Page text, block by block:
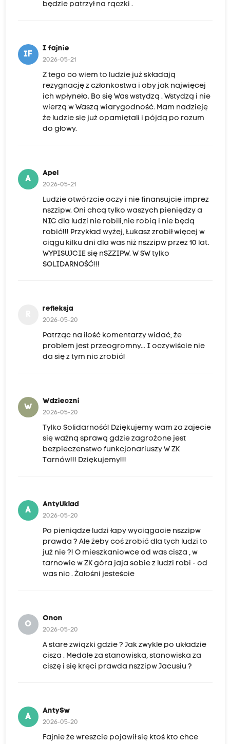
będzie patrzył na rączki .
IF
I fajnie
2026-05-21
Z tego co wiem to ludzie już składają
rezygnację z członkostwa i oby jak najwięcej
ich wpłyneło. Bo się Was wstydzą . Wstydzą i nie
wierzą w Waszą wiarygodność. Mam nadzieję
że ludzie się już opamiętali i pójdą po rozum
do głowy.
A
Apel
2026-05-21
Ludzie otwórzcie oczy i nie finansujcie imprez
nszzipw. Oni chcą tylko waszych pieniędzy a
NIC dla ludzi nie robili,nie robią i nie będą
robić!!! Przykład wyżej, Łukasz zrobił więcej w
ciągu kilku dni dla was niż nszzipw przez 10 lat.
WYPISUJCIE się nSZZIPW. W SW tylko
SOLIDARNOŚĆ!!!
refleksja
2026-05-20
Patrząc na ilość komentarzy widać, że
problem jest przeogromny... I oczywiście nie
da się z tym nic zrobić!
W
Wdzieczni
2026-05-20
Tylko Solidarność! Dziękujemy wam za zajecie
się ważną sprawą gdzie zagrożone jest
bezpieczenstwo funkcjonariuszy W ZK
Tarnów!!! Dziękujemy!!!
A
AntyUklad
2026-05-20
Po pieniądze ludzi łapy wyciągacie nszzipw
prawda ? Ale żeby coś zrobić dla tych ludzi to
już nie ?! O mieszkaniowce od was cisza , w
tarnowie w ZK góra jaja sobie z ludzi robi - od
was nic . Żałośni jesteście
O
Onon
2026-05-20
A stare związki gdzie ? Jak zwykle po układzie
cisza . Medale za stanowiska, stanowiska za
ciszę i się kręci prawda nszzipw Jacusiu ?
A
AntySw
2026-05-20
Fajnie że wreszcie pojawił się ktoś kto chce